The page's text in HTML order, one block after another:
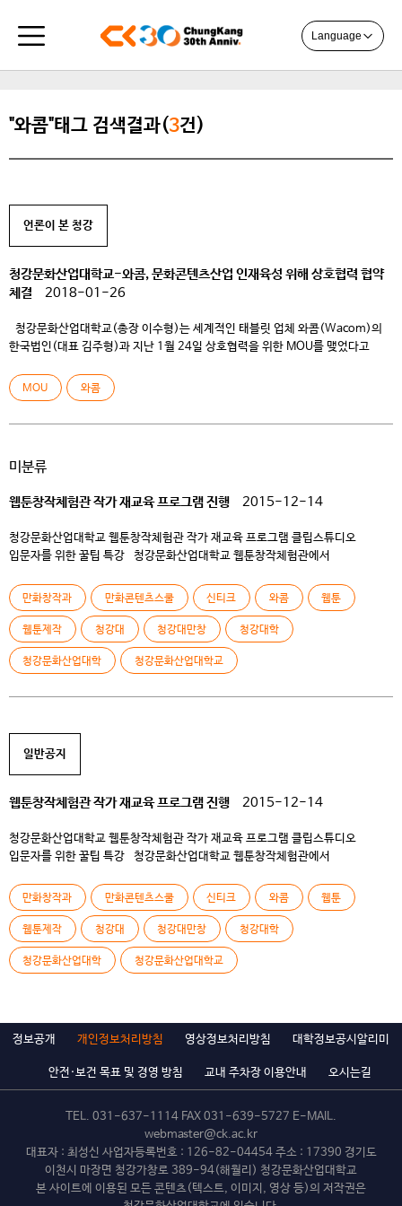
Language
"와콤"태그 검색결과(3건)
언론이 본 청강
청강문화산업대학교-와콤, 문화콘텐츠산업 인재육성 위해 상호협력 협약
체결
2018-01-26
청강문화산업대학교(총장 이수형)는 세계적인 태블릿 업체 와콤(Wacom)의
한국법인(대표 김주형)과 지난 1월 24일 상호협력을 위한 MOU를 맺었다고
한국와콤 김주형 사장 및 업체 관계자들이 참석했다. 양 측은 이번 상호협력을
통해 향후 문화콘텐츠 산업에 필요한 인재육성에 매진하기로 했다.
MOU 와콤
미분류
웹툰창작체험관 작가 재교육 프로그램 진행 2015-12-14
청강문화산업대학교 웹툰창작체험관 작가 재교육 프로그램 클립스튜디오
입문자를 위한 꿀팁 특강 청강문화산업대학교 웹툰창작체험관에서
클립스튜디오로 전환하고자 하는 작가를 위한 재교육 프로그램으로, 창작자라면
누구나 수강할 수 있습니다! 수강대상 : 원고 작업 환경을 클립스튜디오로
전환하고자 하는 작가 참가비용 : 무료 모집인원 : 1회당 15~20명 (동일한
내용으로 2회 진행) […]
만화창작과 만화콘텐츠스쿨 신티크 와콤 웹툰
웹툰제작 청강대 청강대만창 청강대학
청강문화산업대학 청강문화산업대학교
일반공지
웹툰창작체험관 작가 재교육 프로그램 진행 2015-12-14
청강문화산업대학교 웹툰창작체험관 작가 재교육 프로그램 클립스튜디오
입문자를 위한 꿀팁 특강 청강문화산업대학교 웹툰창작체험관에서
클립스튜디오로 전환하고자 하는 작가를 위한 재교육 프로그램으로, 창작자라면
누구나 수강할 수 있습니다! 수강대상 : 원고 작업 환경을 클립스튜디오로
전환하고자 하는 작가 참가비용 : 무료 모집인원 : 1회당 15~20명 (동일한
내용으로 2회 진행) […]
만화창작과 만화콘텐츠스쿨 신티크 와콤 웹툰
웹툰제작 청강대 청강대만창 청강대학
청강문화산업대학 청강문화산업대학교
정보공개 개인정보처리방침 영상정보처리방침 대학정보공시알리미
안전·보건 목표 및 경영 방침 교내 주차장 이용안내 오시는길
TEL. 031-637-1114 FAX 031-639-5727 E-MAIL.
webmaster@ck.ac.kr
대표자 : 최성신 사업자등록번호 : 126-82-04454 주소 : 17390 경기도
이천시 마장면 청강가창로 389-94(해월리) 청강문화산업대학교
본 사이트에 이용된 모든 콘텐츠(텍스트, 이미지, 영상 등)의 저작권은